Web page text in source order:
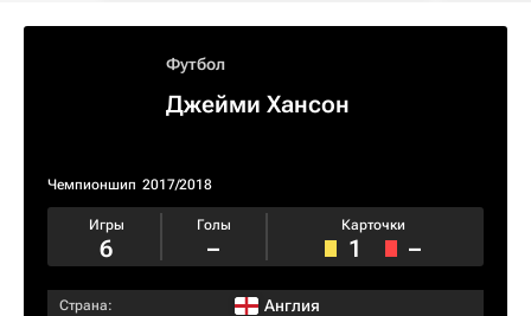
Футбол
Джейми Хансон
Чемпионшип 2017/2018
Игры
6
Голы
–
Карточки
1 –
Страна: Англия